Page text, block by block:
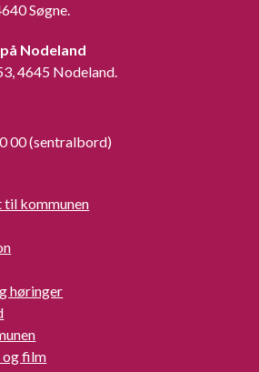
Søgne.
Nodeland
4645 Nodeland.
00 (sentralbord)
til kommunen
høringer
og film